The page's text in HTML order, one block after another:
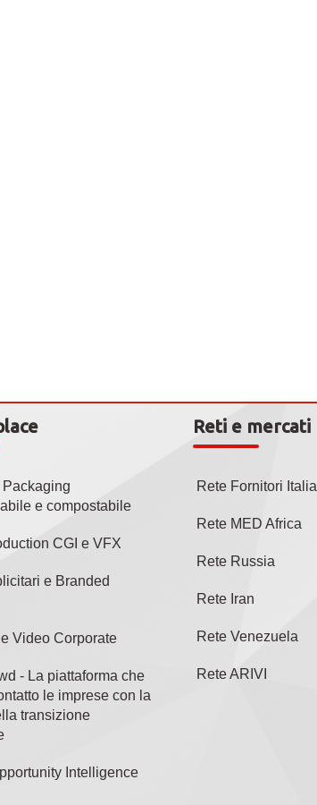
Packaging
e compostabile
CGI e VFX
e Branded
Video Corporate
- La piattaforma che
le imprese con la
transizione
Intelligence
Reti e mercati
Rete Fornitori Italia
Rete MED Africa
Rete Russia
Rete Iran
Rete Venezuela
Rete ARIVI